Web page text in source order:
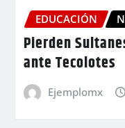
EDUCACIÓN
Pierden
ante Tecolotes
Ejemplomx